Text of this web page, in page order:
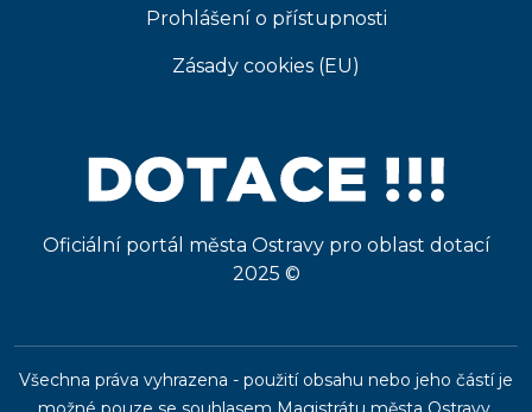
Oficiální portál města Ostravy pro oblast dotací
2025 ©
Všechna práva vyhrazena - použití obsahu nebo jeho částí je
Prohlášení o přístupnosti
Zásady cookies (EU)